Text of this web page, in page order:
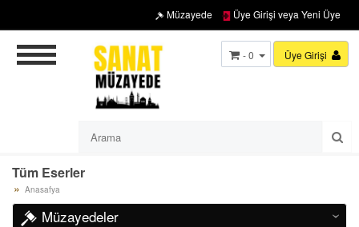
Müzayede Üye Girişi veya Yeni Üye
Üye Girişi
- 0
Tüm Eserler
Anasafya
Müzayedeler ‹